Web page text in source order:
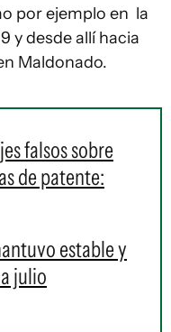
por ejemplo en la
y desde allí hacia
Maldonado.
falsos sobre
de patente:
estable y
julio